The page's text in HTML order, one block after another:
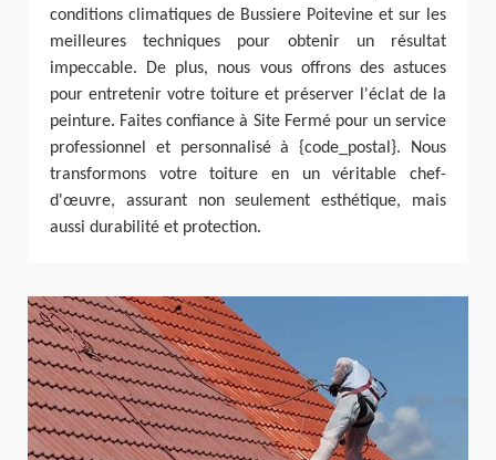
conditions climatiques de Bussiere Poitevine et sur les
meilleures techniques pour obtenir un résultat
impeccable. De plus, nous vous offrons des astuces
pour entretenir votre toiture et préserver l'éclat de la
peinture. Faites confiance à Site Fermé pour un service
professionnel et personnalisé à {code_postal}. Nous
transformons votre toiture en un véritable chef-
d'œuvre, assurant non seulement esthétique, mais
aussi durabilité et protection.